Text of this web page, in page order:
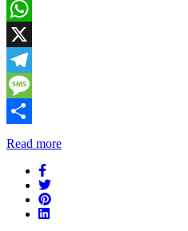
Email
WhatsApp
X
Telegram
Message
Share
Read more